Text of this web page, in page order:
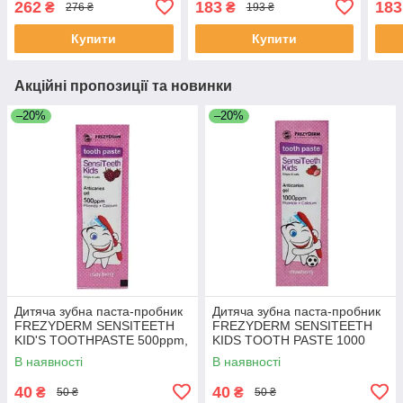
262 ₴ 276 ₴
Купити
зелена (DENTAID)
183₴ 193 ₴
Купити
183
Акційні пропозиції та новинки
–20%
Дитяча зубна паста-пробник
FREZYDERM SENSITEETH
KID'S TOOTHPASTE 500ppm,
2 гр.
В наявності
40 ₴ 50 ₴
–20%
Дитяча зубна паста-пробник
FREZYDERM SENSITEETH
KIDS TOOTH PASTE 1000
ppm, 2 гр.
В наявності
40 ₴ 50 ₴